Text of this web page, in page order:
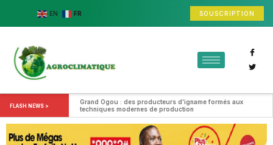
EN FR SOUSCRIPTION
FLASH NEWS >
Grand Ogou : des producteurs d’igname formés aux
techniques modernes de production